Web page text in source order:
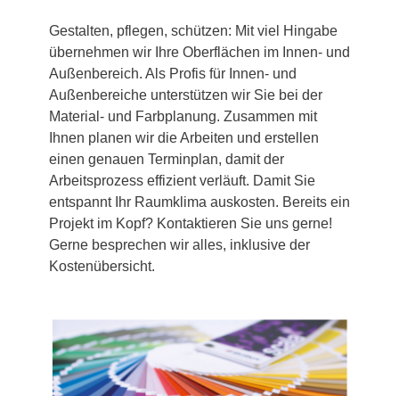
Gestalten, pflegen, schützen: Mit viel Hingabe
übernehmen wir Ihre Oberflächen im Innen- und
Außenbereich. Als Profis für Innen- und
Außenbereiche unterstützen wir Sie bei der
Material- und Farbplanung. Zusammen mit
Ihnen planen wir die Arbeiten und erstellen
einen genauen Terminplan, damit der
Arbeitsprozess effizient verläuft. Damit Sie
entspannt Ihr Raumklima auskosten. Bereits ein
Projekt im Kopf? Kontaktieren Sie uns gerne!
Gerne besprechen wir alles, inklusive der
Kostenübersicht.